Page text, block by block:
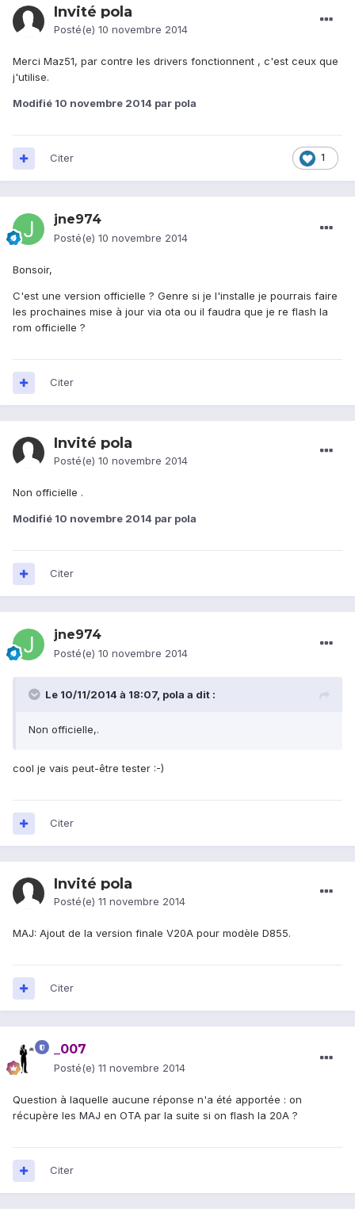
Invité pola
Posté(e) 10 novembre 2014
Merci Maz51, par contre les drivers fonctionnent , c'est ceux que
j'utilise.
Modifié 10 novembre 2014 par pola
1
Citer
jne974
Posté(e) 10 novembre 2014
Bonsoir,
C'est une version officielle ? Genre si je l'installe je pourrais faire
les prochaines mise à jour via ota ou il faudra que je re flash la
rom officielle ?
Citer
Invité pola
Posté(e) 10 novembre 2014
Non officielle .
Modifié 10 novembre 2014 par pola
Citer
jne974
Posté(e) 10 novembre 2014
Le 10/11/2014 à 18:07, pola a dit :
Non officielle,.
cool je vais peut-être tester :-)
Citer
Invité pola
Posté(e) 11 novembre 2014
MAJ: Ajout de la version finale V20A pour modèle D855.
Citer
_007
Posté(e) 11 novembre 2014
Question à laquelle aucune réponse n'a été apportée : on
récupère les MAJ en OTA par la suite si on flash la 20A ?
Citer